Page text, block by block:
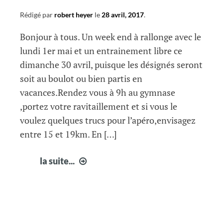
Rédigé par robert heyer le 28 avril, 2017.
Bonjour à tous. Un week end à rallonge avec le
lundi 1er mai et un entrainement libre ce
dimanche 30 avril, puisque les désignés seront
soit au boulot ou bien partis en
vacances.Rendez vous à 9h au gymnase
,portez votre ravitaillement et si vous le
voulez quelques trucs pour l’apéro,envisagez
entre 15 et 19km. En […]
la suite...